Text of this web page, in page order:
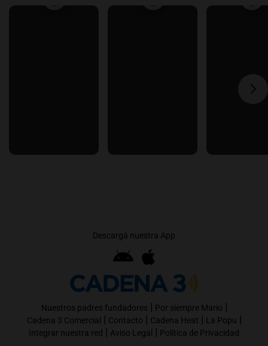
Descargá nuestra App
Nuestros padres fundadores | Por siempre Mario |
Cadena 3 Comercial | Contacto | Cadena Heat | La Popu |
Integrar nuestra red | Aviso Legal | Política de Privacidad